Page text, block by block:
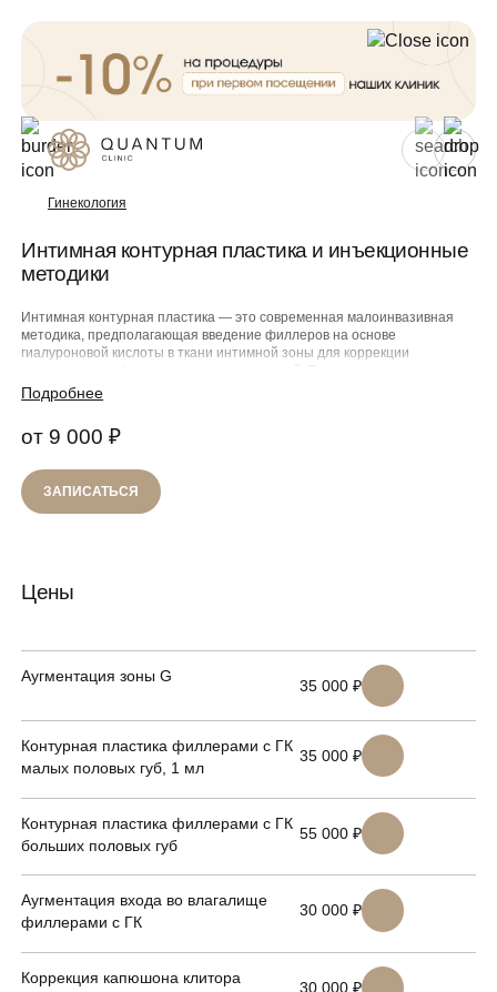
Для женщин
Услуги
Инъекционная косметология
Аппаратная косметология
Эстетическая косметология
Эндокринология
Гинекология
Лазерная эпиляция
Проблемы
До/после
Спецпредложения
QC Магазин
О клинике
Специалисты
Оборудование
Программа лояльности
СМИ о нас
Блог
Контакты
8 800 775 40 40
Гинекология
Интимная контурная пластика и инъекционные
методики
Интимная контурная пластика — это современная малоинвазивная
методика, предполагающая введение филлеров на основе
гиалуроновой кислоты в ткани интимной зоны для коррекции
добиться восполнения утраченного объема, уплотнения и увлажнения
слизистой, а также восстановления нарушенных контуров с коротким
взаимодополняющих механизма. Первый: гиалуроновая кислота
благодаря своей гидрофильности привлекает воду, восстанавливая
увлажнение и объем тканей. Второй: механическое растяжение тканей
временный косметический эффект.
Подробнее
от 9 000 ₽
ЗАПИСАТЬСЯ
Цены
Аугментация зоны G
35 000 ₽
Контурная пластика филлерами с ГК
малых половых губ, 1 мл
35 000 ₽
Контурная пластика филлерами с ГК
больших половых губ
55 000 ₽
Аугментация входа во влагалище
филлерами с ГК
30 000 ₽
Коррекция капюшона клитора
30 000 ₽